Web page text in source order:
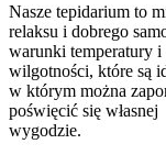
Nasze tepidarium to
relaksu i dobrego
warunki temperatury i
wilgotności, które są
w którym można
poświęcić się własnej
wygodzie.